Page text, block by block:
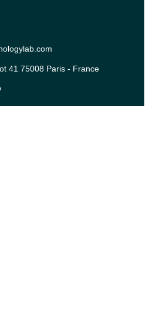
41 75008 Paris - France